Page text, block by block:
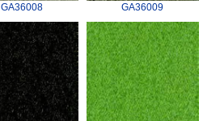
GA36008 GA36009